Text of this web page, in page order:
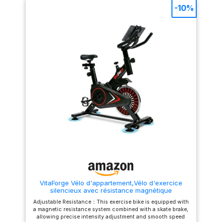
verfügt über eine 4-stufige
Sitzhöhenverstellung,
passend für Benutzer
Körpergrößen. Es sorgt für
Sitzposition und reduziert die
Belastung der Knie. Zwei
Trainingspositionen bieten
unterschiedliche
Behalten Sie Ihren Fortschritt
MERACH Heimtrainer Fahrrad
Klappbar im Auge. Das
wichtige Metriken wie Zeit,
Distanz, Geschwindigkeit,
Kalorien an. Mit der
sur votre parcours fitness
sans interruptions. [Design
ergonomique et réglable] : Ce
Velo d Appartement pliable
dispose d’un siège réglable en
4 niveaux, adapté aux
utilisateurs de différentes
tailles. Il assure une position
assise ergonomique et réduit
la pression sur les genoux.
Deux positions d’entraînement
offrent des intensités
différentes. Grâce à son
design pliable, il est peu
encombrant et idéal pour les
petits espaces. [Écran LCD
interactif] : Suivez vos progrès
grâce à l’écran LCD du Vélos
que le temps, la distance, la
support intégré pour
téléphone, vous pouvez
préférées ou accéder à des
conseils d’entraînement
supplémentaires. Le vélo
VitaForge Vélo d'appartement,Vélo d'exercice
silencieux avec résistance magnétique
hauteur,Entraînement cardio compact
(Noir/Rouge)
Adjustable Resistance：This exercise bike is equipped with
a magnetic resistance system combined with a skate brake,
allowing precise intensity adjustment and smooth speed
-10%